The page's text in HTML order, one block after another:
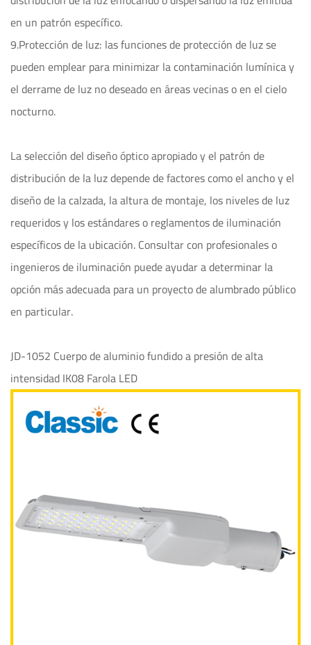
en un patrón específico.
9.Protección de luz: las funciones de protección de luz se
pueden emplear para minimizar la contaminación lumínica y
el derrame de luz no deseado en áreas vecinas o en el cielo
nocturno.
La selección del diseño óptico apropiado y el patrón de
distribución de la luz depende de factores como el ancho y el
diseño de la calzada, la altura de montaje, los niveles de luz
requeridos y los estándares o reglamentos de iluminación
específicos de la ubicación. Consultar con profesionales o
ingenieros de iluminación puede ayudar a determinar la
opción más adecuada para un proyecto de alumbrado público
en particular.
JD-1052 Cuerpo de aluminio fundido a presión de alta
intensidad IK08 Farola LED